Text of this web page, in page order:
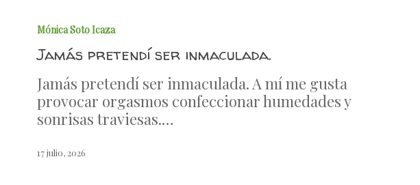
Mónica Soto Icaza
Jamás pretendí ser inmaculada.
Jamás pretendí ser inmaculada. A mí me gusta
provocar orgasmos confeccionar humedades y
sonrisas traviesas.…
17 julio, 2026